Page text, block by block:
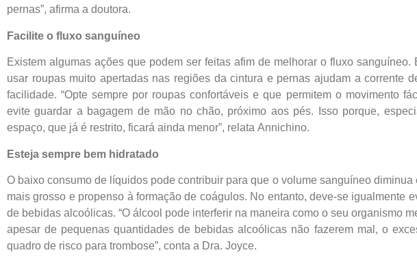
pernas”, afirma a doutora.
Facilite o fluxo sanguíneo
Existem algumas ações que podem ser feitas afim de melhorar o fluxo sanguíneo.
usar roupas muito apertadas nas regiões da cintura e pernas ajudam a corrente
facilidade. “Opte sempre por roupas confortáveis e que permitem o movimento
evite guardar a bagagem de mão no chão, próximo aos pés. Isso porque,
espaço, que já é restrito, ficará ainda menor”, relata Annichino.
Esteja sempre bem hidratado
O baixo consumo de líquidos pode contribuir para que o volume sanguíneo diminua
mais grosso e propenso à formação de coágulos. No entanto, deve-se igualmente
de bebidas alcoólicas. “O álcool pode interferir na maneira como o seu organismo
apesar de pequenas quantidades de bebidas alcoólicas não fazerem mal, o
quadro de risco para trombose”, conta a Dra. Joyce.